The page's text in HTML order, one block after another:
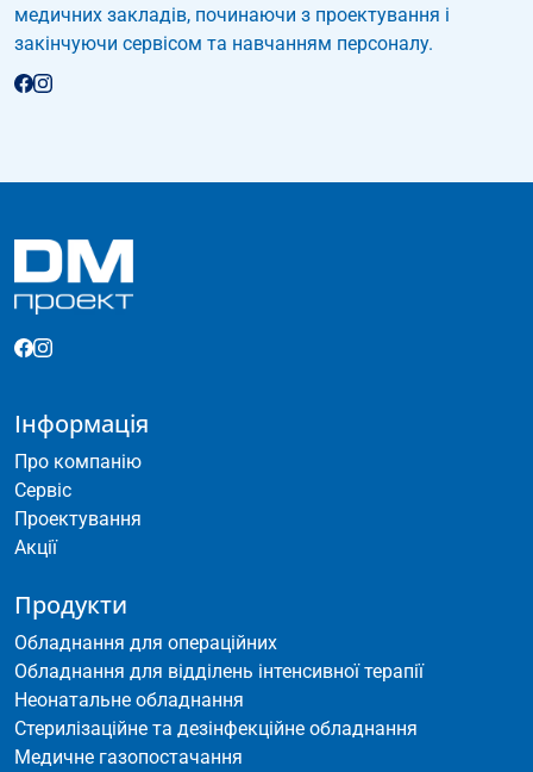
медичних закладів, починаючи з проектування і
закінчуючи сервісом та навчанням персоналу.
Інформація
Про компанію
Сервіс
Проектування
Акції
Продукти
Обладнання для операційних
Обладнання для відділень інтенсивної терапії
Неонатальне обладнання
Стерилізаційне та дезінфекційне обладнання
Медичне газопостачання